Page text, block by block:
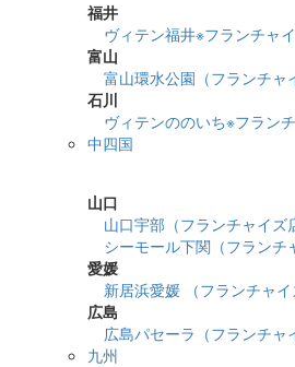
福井
ヴィテン福井※フランチャ
富山
富山環水公園（フランチャ
石川
ヴィテンののいち※フラン
中四国
山口
山口宇部（フランチャイズ
シーモール下関（フランチ
愛媛
新居浜愛媛 （フランチャイ
広島
広島パセーラ（フランチャ
九州